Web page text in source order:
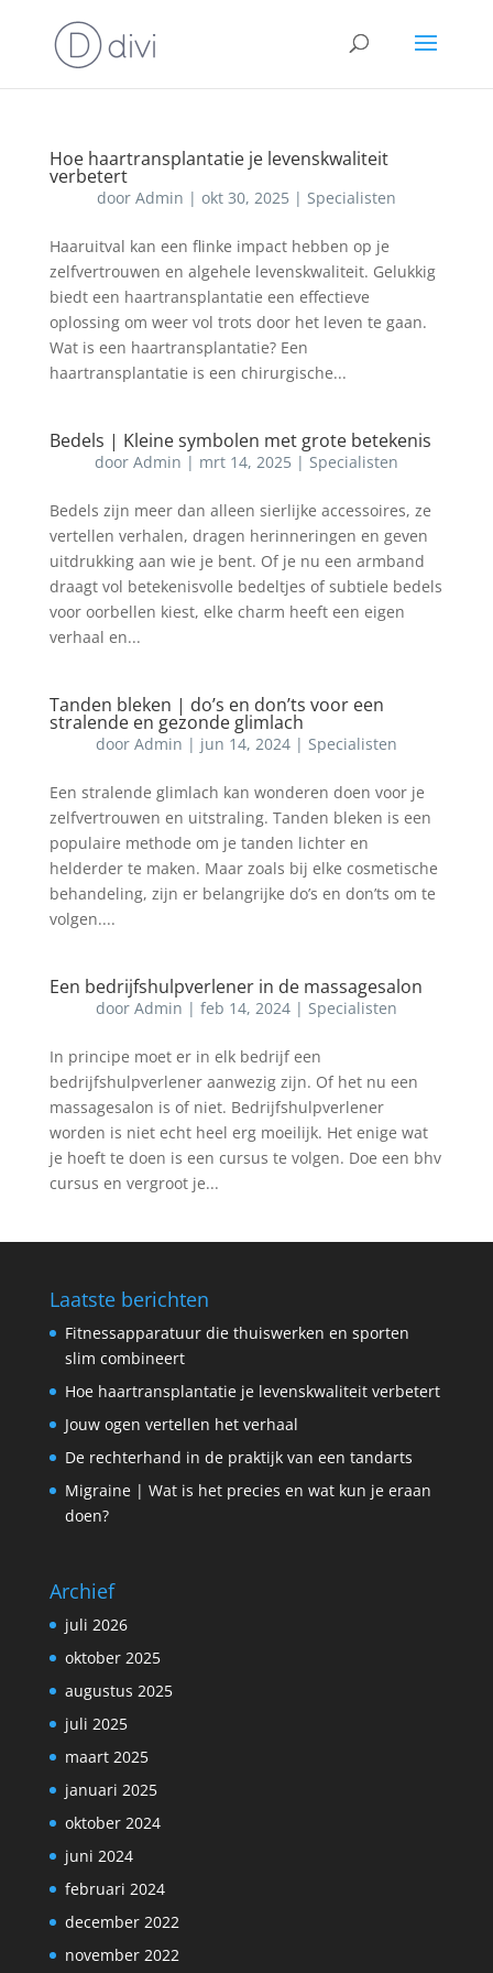
Hoe haartransplantatie je levenskwaliteit
verbetert
door Admin | okt 30, 2025 | Specialisten
Haaruitval kan een flinke impact hebben op je
zelfvertrouwen en algehele levenskwaliteit. Gelukkig
biedt een haartransplantatie een effectieve
oplossing om weer vol trots door het leven te gaan.
Wat is een haartransplantatie? Een
haartransplantatie is een chirurgische...
Bedels | Kleine symbolen met grote betekenis
door Admin | mrt 14, 2025 | Specialisten
Bedels zijn meer dan alleen sierlijke accessoires, ze
vertellen verhalen, dragen herinneringen en geven
uitdrukking aan wie je bent. Of je nu een armband
draagt vol betekenisvolle bedeltjes of subtiele bedels
voor oorbellen kiest, elke charm heeft een eigen
verhaal en...
Tanden bleken | do’s en don’ts voor een
stralende en gezonde glimlach
door Admin | jun 14, 2024| Specialisten
Een stralende glimlach kan wonderen doen voor je
zelfvertrouwen en uitstraling. Tanden bleken is een
populaire methode om je tanden lichter en
helderder te maken. Maar zoals bij elke cosmetische
behandeling, zijn er belangrijke do’s en don’ts om te
volgen....
Een bedrijfshulpverlener in de massagesalon
door Admin | feb 14, 2024| Specialisten
In principe moet er in elk bedrijf een
bedrijfshulpverlener aanwezig zijn. Of het nu een
massagesalon is of niet. Bedrijfshulpverlener
worden is niet echt heel erg moeilijk. Het enige wat
je hoeft te doen is een cursus te volgen. Doe een bhv
cursus en vergroot je...
Laatste berichten
Fitnessapparatuur die thuiswerken en sporten
slim combineert
Hoe haartransplantatie je levenskwaliteit verbetert
Jouw ogen vertellen het verhaal
De rechterhand in de praktijk van een tandarts
Migraine | Wat is het precies en wat kun je eraan
doen?
Archief
juli 2026
oktober 2025
augustus 2025
juli 2025
maart 2025
januari 2025
oktober 2024
juni 2024
februari 2024
december 2022
november 2022